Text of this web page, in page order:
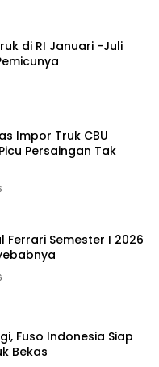
di RI Januari -Juli
Impor Truk CBU
Persaingan Tak
Ferrari Semester I 2026
Fuso Indonesia Siap
Bekas